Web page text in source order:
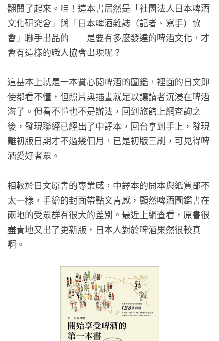
翻閱了起來。哇！這本書居然是「社團法人日本啤酒
文化研究會」與「日本啤酒雜誌（記者、寫手）協
會」聯手出品的——是要有多麼發達的啤酒文化，才
會有這樣的職人協會出現呢？
這基本上就是一本賞心閱啤酒的圖鑑，裡面的日文即
使都看不懂，但照片與插畫就足以讓讀者沉浸在啤酒
海了。但看不懂也不是辦法，回到旅館上網查詢之
後，發現聯經已經出了中譯本，回台拿到手上，發現
離初版日期才不過幾個月，已是初版三刷，可見得啤
酒愛好者眾。
相較於日文原書的專業感，中譯本的開本與紙質都不
太一樣，手繪的封面帶點文青感，顯然啤酒圖鑑書在
兩地的受眾群有很大的差別。最近上網查看，原書很
盡責地又出了更新版，日本人對於啤酒果然很較真
啊。